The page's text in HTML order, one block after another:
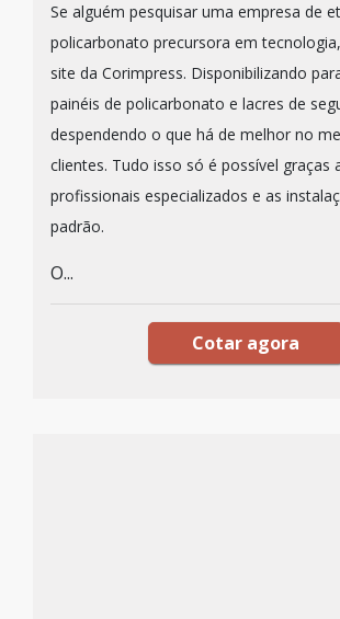
Se alguém pesquisar uma empresa de
policarbonato precursora em
site da Corimpress. Disponibilizando
painéis de policarbonato e lacres de
despendendo o que há de melhor no
clientes. Tudo isso só é possível graças
profissionais especializados e as
padrão.
O...
Cotar agora